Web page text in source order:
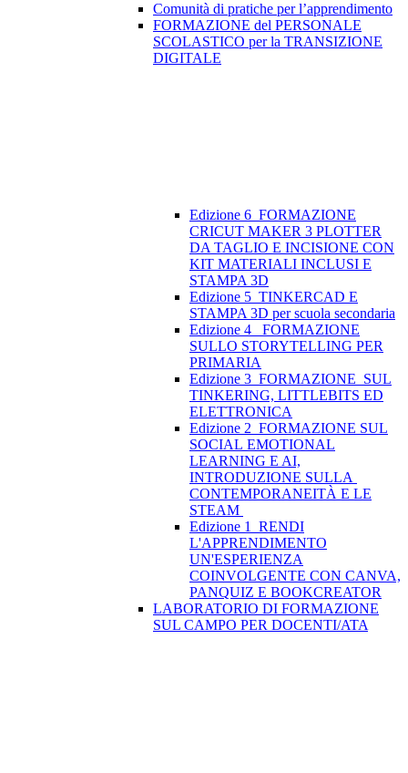
Comunità di pratiche per l’apprendimento
FORMAZIONE del PERSONALE
SCOLASTICO per la TRANSIZIONE
DIGITALE
Edizione 6_FORMAZIONE
CRICUT MAKER 3 PLOTTER
DA TAGLIO E INCISIONE CON
KIT MATERIALI INCLUSI E
STAMPA 3D
Edizione 5_TINKERCAD E
STAMPA 3D per scuola secondaria
Edizione 4_ FORMAZIONE
SULLO STORYTELLING PER
PRIMARIA
Edizione 3_FORMAZIONE SUL
TINKERING, LITTLEBITS ED
ELETTRONICA
Edizione 2_FORMAZIONE SUL
SOCIAL EMOTIONAL
LEARNING E AI,
INTRODUZIONE SULLA
CONTEMPORANEITÀ E LE
STEAM
Edizione 1_RENDI
L'APPRENDIMENTO
UN'ESPERIENZA
COINVOLGENTE CON CANVA,
PANQUIZ E BOOKCREATOR
LABORATORIO DI FORMAZIONE
SUL CAMPO PER DOCENTI/ATA